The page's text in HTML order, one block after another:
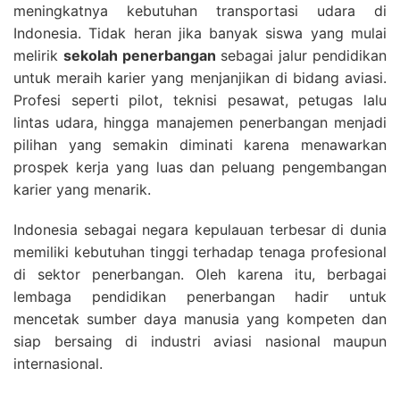
meningkatnya kebutuhan transportasi udara di
Indonesia. Tidak heran jika banyak siswa yang mulai
melirik sekolah penerbangan sebagai jalur pendidikan
untuk meraih karier yang menjanjikan di bidang aviasi.
Profesi seperti pilot, teknisi pesawat, petugas lalu
lintas udara, hingga manajemen penerbangan menjadi
pilihan yang semakin diminati karena menawarkan
prospek kerja yang luas dan peluang pengembangan
karier yang menarik.
Indonesia sebagai negara kepulauan terbesar di dunia
memiliki kebutuhan tinggi terhadap tenaga profesional
di sektor penerbangan. Oleh karena itu, berbagai
lembaga pendidikan penerbangan hadir untuk
mencetak sumber daya manusia yang kompeten dan
siap bersaing di industri aviasi nasional maupun
internasional.